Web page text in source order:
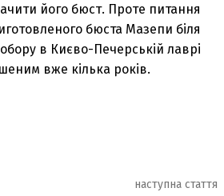
його бюст. Проте питання
бюста Мазепи біля
в Києво-Печерській лаврі
вже кілька років.
наступна стаття